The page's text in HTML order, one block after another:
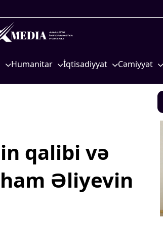
Humanitar
Mədəniyyətimizin Zəfəri
Zəfər Diasporu
Səhiyyə
İqtisadiyyat
Kənd təsərrüfatı
Telekommunikasiya və
nəqliyyat
Cəmiyyət
Məhkəmə
Media və QHT
qalibi və
Əliyevin